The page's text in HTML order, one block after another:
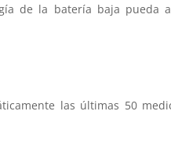
de la batería baja pueda
las últimas 50